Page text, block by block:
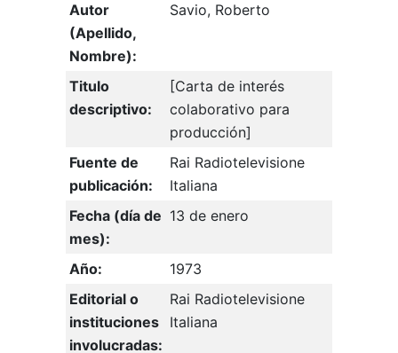
Autor
(Apellido,
Nombre):
Savio, Roberto
Titulo
descriptivo:
[Carta de interés
colaborativo para
producción]
Fuente de
publicación:
Rai Radiotelevisione
Italiana
Fecha (día de
mes):
13 de enero
Año:
1973
Editorial o
instituciones
involucradas:
Rai Radiotelevisione
Italiana